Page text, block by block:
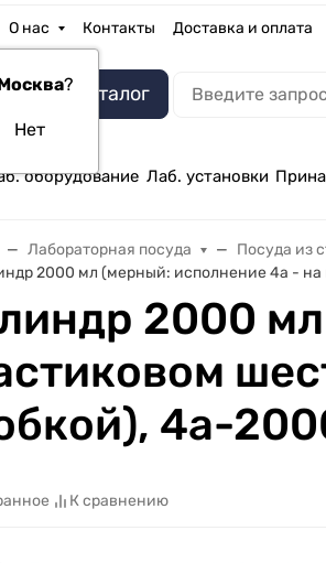
?
О нас Контакты Доставка и оплата
Каталог
оборудование Лаб. установки
Лабораторная посуда Посуда из
2000 мл (мерный: исполнение 4а - на
2000
4а-
К сравнению